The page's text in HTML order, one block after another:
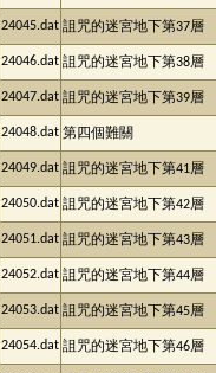
24045.dat 詛咒的迷宮地下第37層
24046.dat 詛咒的迷宮地下第38層
24047.dat 詛咒的迷宮地下第39層
24048.dat 第四個難關
24049.dat 詛咒的迷宮地下第41層
24050.dat 詛咒的迷宮地下第42層
24051.dat 詛咒的迷宮地下第43層
24052.dat 詛咒的迷宮地下第44層
24053.dat 詛咒的迷宮地下第45層
24054.dat 詛咒的迷宮地下第46層